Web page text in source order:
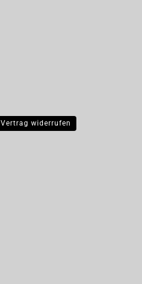
Vertrag widerrufen